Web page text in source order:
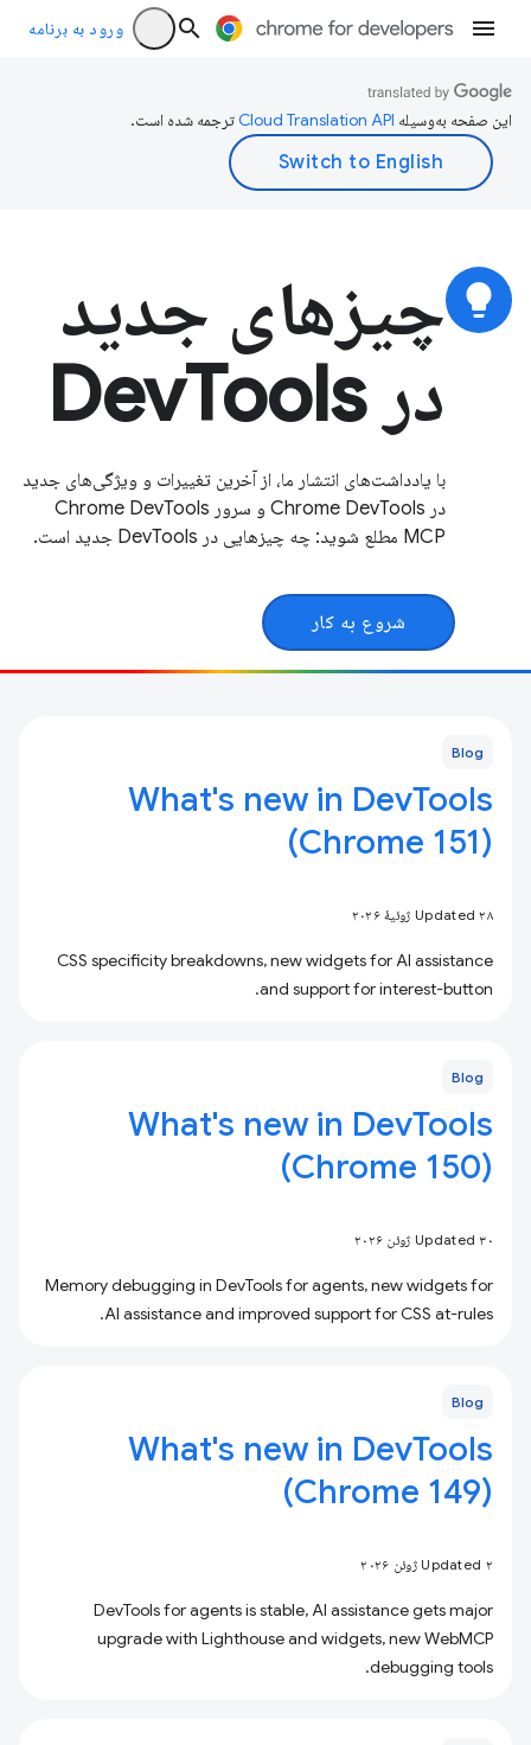
ورود به برنامه
این صفحه به‌وسیله ترجمه شده است.
lightbulb چیزهای جدید
در DevTools
با یادداشت‌های انتشار ما، از آخرین تغییرات و ویژگی‌های جدید
در Chrome DevTools و سرور Chrome DevTools
MCP مطلع شوید: چه چیزهایی در DevTools جدید است.
شروع به کار
Blog
What's new in DevTools
(Chrome 151)
Updated ۲۸ ژوئیهٔ ۲۰۲۶
CSS specificity breakdowns, new widgets for AI assistance
and support for interest-button.
Blog
What's new in DevTools
(Chrome 150)
Updated ۳۰ ژوئن ۲۰۲۶
Memory debugging in DevTools for agents, new widgets for
AI assistance and improved support for CSS at-rules.
Blog
What's new in DevTools
(Chrome 149)
Updated ۲ ژوئن ۲۰۲۶
DevTools for agents is stable, AI assistance gets major
upgrade with Lighthouse and widgets, new WebMCP
debugging tools.